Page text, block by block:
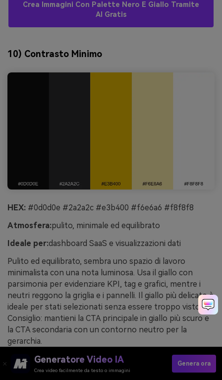
Crea Immagini Con Palette Nero E Giallo Tramite
AI Gratis
10) Contrasto Minimo
HEX: #0d0d0e #2a2a2c #e3b400 #f6e6a6 #f8f8f8
Atmosfera:pulito, minimale ed equilibrato
Ideale per:dashboard SaaS e visualizzazioni dati
Pulito ed equilibrato, sembra uno spazio di lavoro
minimalista con una nota luminosa. Usa il giallo con
parsimonia per evidenziare KPI, tag e grafici, mentre i
neutri reggono la griglia e i pannelli. Il giallo più delicato è
ideale per stati selezionati senza essere troppo vistoso.
Consiglio: mantieni la CTA principale in giallo più scuro e
la CTA secondaria con un contorno neutro per la
gerarchia.
Esempio di immagine di "minimal contrast" generato
con media.io
Generatore Video IA
Crea video facilmente da testo o immagini
Genera ora